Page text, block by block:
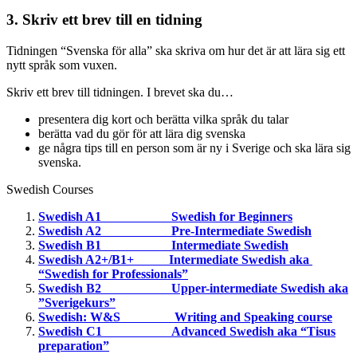
3. Skriv ett brev till en tidning
Tidningen “Svenska för alla” ska skriva om hur det är att lära sig ett
nytt språk som vuxen.
Skriv ett brev till tidningen. I brevet ska du…
presentera dig kort och berätta vilka språk du talar
berätta vad du gör för att lära dig svenska
ge några tips till en person som är ny i Sverige och ska lära sig
svenska.
Swedish Courses
Swedish A1 Swedish for Beginners
Swedish A2 Pre-Intermediate Swedish
Swedish B1 Intermediate Swedish
Swedish A2+/B1+ Intermediate Swedish aka
“Swedish for Professionals”
Swedish B2 Upper-intermediate Swedish aka
”Sverigekurs”
Swedish: W&S Writing and Speaking course
Swedish C1 Advanced Swedish aka “Tisus
preparation”